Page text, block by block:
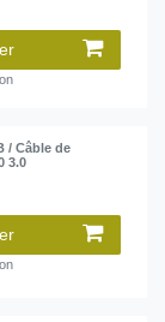
/ Câble de
3.0